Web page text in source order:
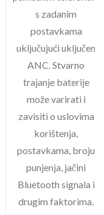
s zadanim
postavkama
uključujući uključen
ANC. Stvarno
trajanje baterije
može varirati i
zavisiti o uslovima
korištenja,
postavkama, broju
punjenja, jačini
Bluetooth signala i
drugim faktorima.